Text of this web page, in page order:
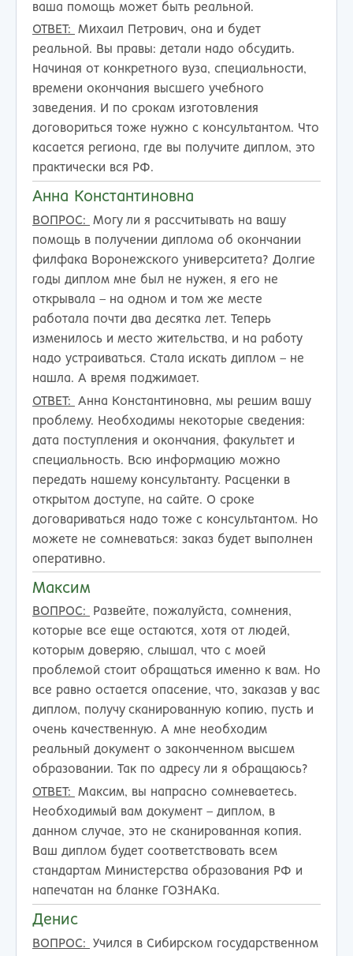
ваша помощь может быть реальной.
ОТВЕТ:
Михаил Петрович, она и будет
реальной. Вы правы: детали надо обсудить.
Начиная от конкретного вуза, специальности,
времени окончания высшего учебного
заведения. И по срокам изготовления
договориться тоже нужно с консультантом. Что
касается региона, где вы получите диплом, это
практически вся РФ.
Анна Константиновна
ВОПРОС:
Могу ли я рассчитывать на вашу
помощь в получении диплома об окончании
филфака Воронежского университета? Долгие
годы диплом мне был не нужен, я его не
открывала – на одном и том же месте
работала почти два десятка лет. Теперь
изменилось и место жительства, и на работу
надо устраиваться. Стала искать диплом – не
нашла. А время поджимает.
ОТВЕТ:
Анна Константиновна, мы решим вашу
проблему. Необходимы некоторые сведения:
дата поступления и окончания, факультет и
специальность. Всю информацию можно
передать нашему консультанту. Расценки в
открытом доступе, на сайте. О сроке
договариваться надо тоже с консультантом. Но
можете не сомневаться: заказ будет выполнен
оперативно.
Максим
ВОПРОС:
Развейте, пожалуйста, сомнения,
которые все еще остаются, хотя от людей,
которым доверяю, слышал, что с моей
проблемой стоит обращаться именно к вам. Но
все равно остается опасение, что, заказав у вас
диплом, получу сканированную копию, пусть и
очень качественную. А мне необходим
реальный документ о законченном высшем
образовании. Так по адресу ли я обращаюсь?
ОТВЕТ:
Максим, вы напрасно сомневаетесь.
Необходимый вам документ – диплом, в
данном случае, это не сканированная копия.
Ваш диплом будет соответствовать всем
стандартам Министерства образования РФ и
напечатан на бланке ГОЗНАКа.
Денис
ВОПРОС:
Учился в Сибирском государственном